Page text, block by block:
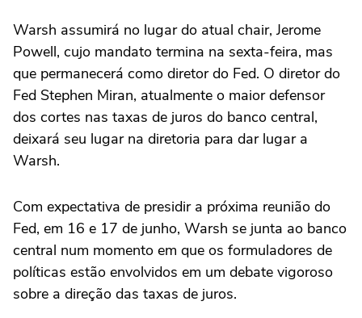
Warsh assumirá ‌no lugar do atual chair, Jerome
Powell, cujo mandato termina na sexta-feira, mas
que permanecerá como diretor do Fed. O diretor do
Fed Stephen Miran, atualmente o maior defensor
dos cortes nas taxas de juros do banco central,
deixará seu lugar na diretoria para dar lugar a
Warsh.
Com expectativa de presidir a próxima reunião do
Fed, em 16 ‌e 17 de junho, Warsh se junta ao banco
central num momento em que os formuladores de
políticas ‌estão envolvidos em um debate vigoroso
sobre a direção das taxas de juros.